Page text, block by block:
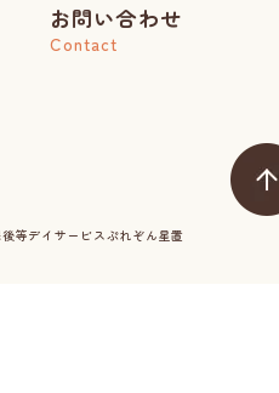
お問い合わせ
Contact
等デイサービスぷれぞん星置